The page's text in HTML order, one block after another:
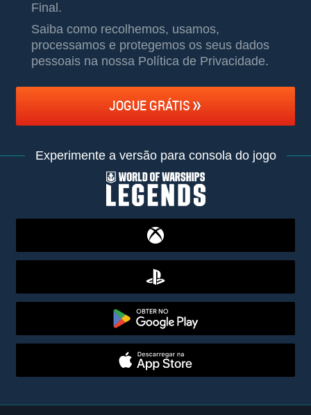
Final .
Saiba como recolhemos, usamos,
processamos e protegemos os seus dados
pessoais na nossa Política de Privacidade.
JOGUE GRÁTIS
Experimente a versão para consola do jogo